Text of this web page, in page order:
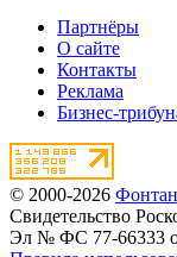
Партнёры
О сайте
Контакты
Реклама
Бизнес-
© 2000-2026
Свидетельство
Эл № ФС 77-66333